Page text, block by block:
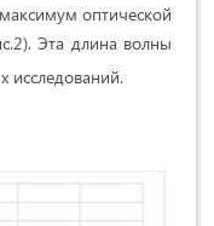
оптической
Эта длина волны
исследований.